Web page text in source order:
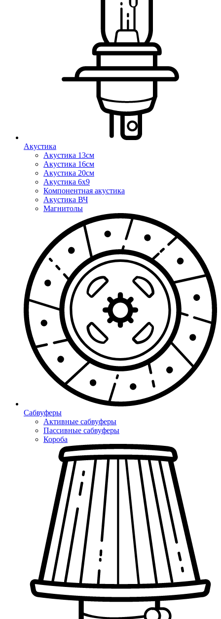
Акустика
Акустика 13см
Акустика 16см
Акустика 20см
Акустика 6x9
Компонентная акустика
Акустика ВЧ
Магнитолы
Сабвуферы
Активные сабвуферы
Пассивные сабвуферы
Короба